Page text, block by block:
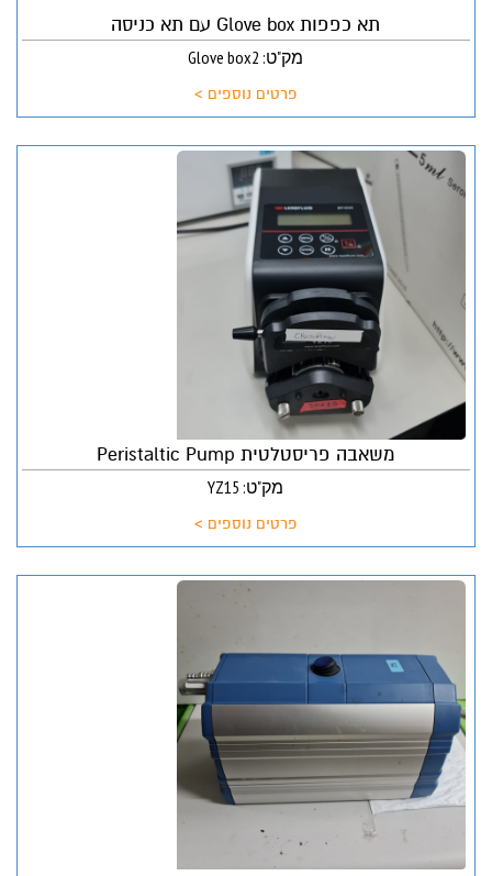
תא כפפות Glove box עם תא כניסה
מק"ט: Glove box2
פרטים נוספים >
משאבה פריסטלטית Peristaltic Pump
מק"ט: YZ15
פרטים נוספים >